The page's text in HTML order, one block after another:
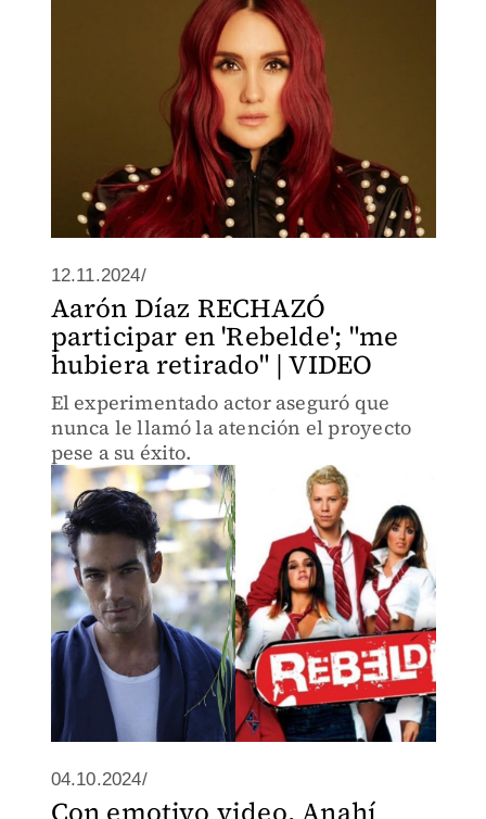
12.11.2024/
Aarón Díaz RECHAZÓ
participar en 'Rebelde'; "me
hubiera retirado" | VIDEO
El experimentado actor aseguró que
nunca le llamó la atención el proyecto
pese a su éxito.
04.10.2024/